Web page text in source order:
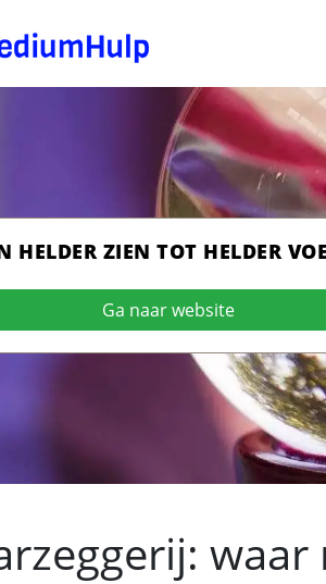
HELDER ZIEN TOT HELDER
Ga naar website